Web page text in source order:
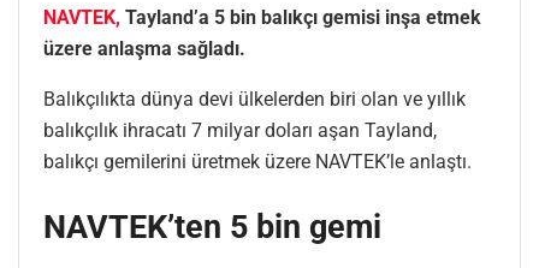
NAVTEK, Tayland’a 5 bin balıkçı gemisi inşa etmek
üzere anlaşma sağladı.
Balıkçılıkta dünya devi ülkelerden biri olan ve yıllık
balıkçılık ihracatı 7 milyar doları aşan Tayland,
balıkçı gemilerini üretmek üzere NAVTEK’le anlaştı.
NAVTEK’ten 5 bin gemi